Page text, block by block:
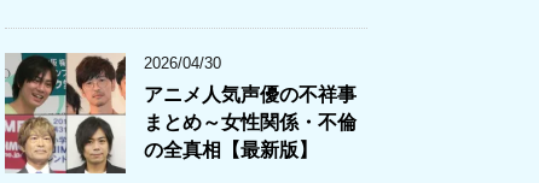
2026/04/30
アニメ人気声優の不祥事
まとめ～女性関係・不倫
の全真相【最新版】